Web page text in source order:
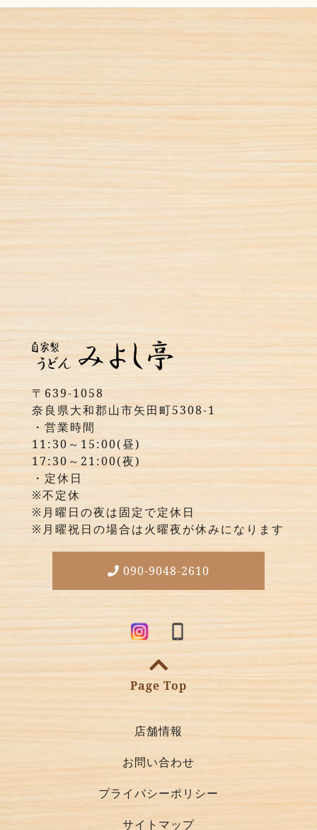
〒639-1058
奈良県大和郡山市矢田町5308-1
・営業時間
11:30～15:00(昼)
17:30～21:00(夜)
・定休日
※不定休
※月曜日の夜は固定で定休日
※月曜祝日の場合は火曜夜が休みになります
090-9048-2610
Page Top
店舗情報
お問い合わせ
プライバシーポリシー
サイトマップ